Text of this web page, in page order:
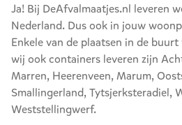
Ja! Bij DeAfvalmaatjes.nl leveren
Nederland. Dus ook in jouw
Enkele van de plaatsen in de
wij ook containers leveren zijn
Marren, Heerenveen, Marum,
Smallingerland, Tytsjerksteradiel,
Weststellingwerf.